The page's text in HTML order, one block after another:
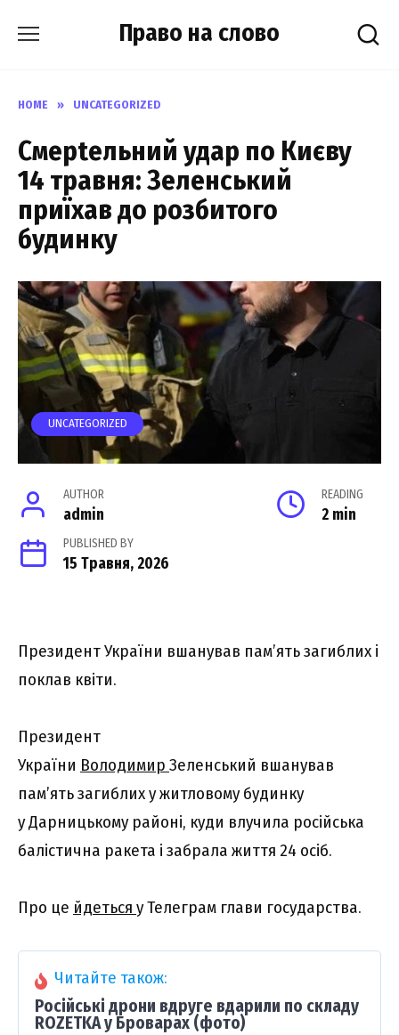
Право на слово
HOME » UNCATEGORIZED
Смерtельний удар по Києву
14 травня: Зеленський
приїхав до розбитого
будинку
UNCATEGORIZED
AUTHOR
admin
READING
2 min
PUBLISHED BY
15 Травня, 2026
Президент України вшанував пам’ять загиблих і
поклав квіти.
Президент
України Володимир Зеленський вшанував
пам’ять загиблих у житловому будинку
у Дарницькому районі, куди влучила російська
балістична ракета і забрала життя 24 осіб.
Про це йдеться у Телеграм глави государства.
Читайте також:
Російські дрони вдруге вдарили по складу
ROZETKA у Броварах (фото)